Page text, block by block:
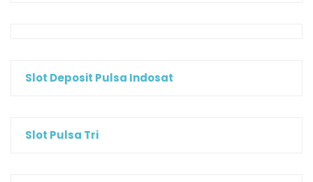
Slot Deposit Pulsa Indosat
Slot Pulsa Tri